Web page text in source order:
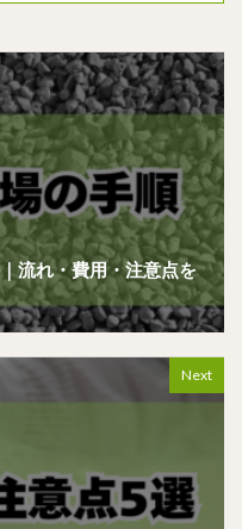
流れ・費用・注意点を
Next